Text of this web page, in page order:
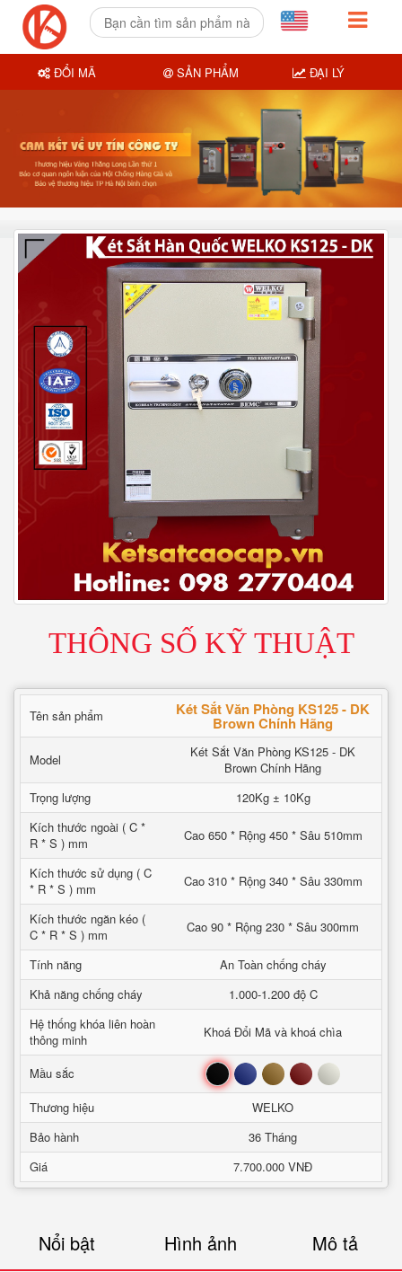
THÔNG SỐ KỸ THUẬT
Tên sản phẩm Két Sắt Văn Phòng KS125 - DK
Brown Chính Hãng
Model
Két Sắt Văn Phòng KS125 - DK
Brown Chính Hãng
Trọng lượng
120Kg ± 10Kg
Kích thước ngoài ( C *
R * S ) mm
Cao 650 * Rộng 450 * Sâu 510mm
Kích thước sử dụng ( C
* R * S ) mm
Cao 310 * Rộng 340 * Sâu 330mm
Kích thước ngăn kéo (
C * R * S ) mm
Cao 90 * Rộng 230 * Sâu 300mm
Tính năng
An Toàn chống cháy
Khả năng chống cháy
1.000-1.200 độ C
Hệ thống khóa liên hoàn
thông minh
Khoá Đổi Mã và khoá chìa
Mầu sắc Đen Xanh Nâu Đỏ Trắng
Thương hiệu
WELKO
Bảo hành
36 Tháng
Giá
7.700.000 VNĐ
Nổi bật Hình ảnh Mô tả
ĐỔI MÃ SẢN PHẨM ĐẠI LÝ